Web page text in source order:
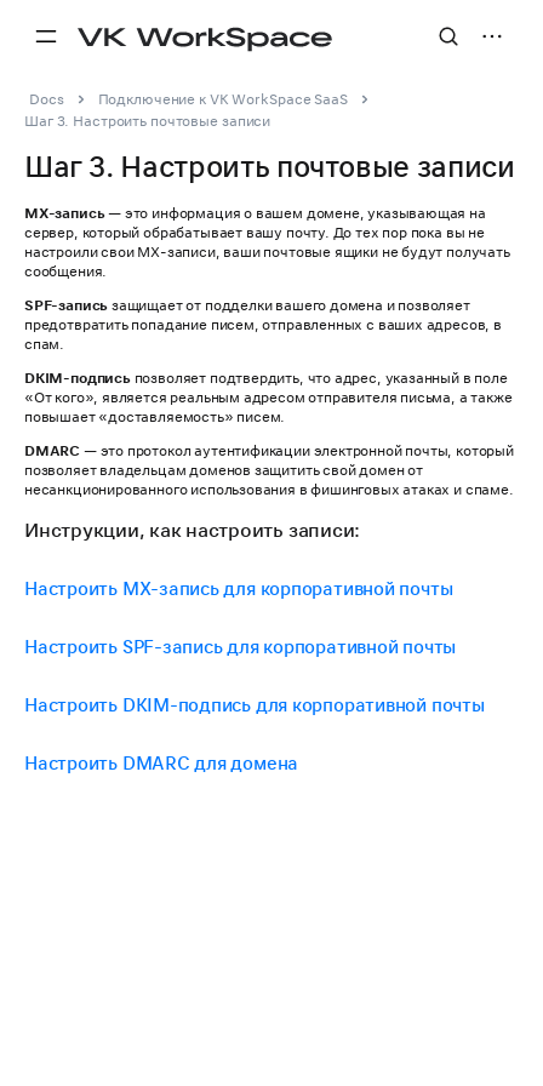
Docs
Подключение к VK WorkSpace SaaS
Шаг 3. Настроить почтовые записи
Шаг 3. Настроить почтовые записи
MX-запись— это информация о вашем домене, указывающая на
сервер, который обрабатывает вашу почту. До тех пор пока вы не
настроили свои MX-записи, ваши почтовые ящики не будут получать
сообщения.
SPF-запись защищает от подделки вашего домена и позволяет
предотвратить попадание писем, отправленных с ваших адресов, в
спам.
DKIM-подписьпозволяет подтвердить, что адрес, указанный в поле
«От кого», является реальным адресом отправителя письма, а также
повышает «доставляемость» писем.
DMARC — это протокол аутентификации электронной почты, который
позволяет владельцам доменов защитить свой домен от
несанкционированного использования в фишинговых атаках и спаме.
Инструкции, как настроить записи:
Настроить MX-запись для корпоративной почты
Настроить SPF-запись для корпоративной почты
Настроить DKIM-подпись для корпоративной почты
Настроить DMARC для домена